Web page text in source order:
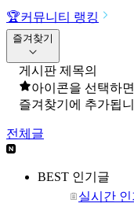
🏆커뮤니티 랭킹
즐겨찾기
게시판 제목의
아이콘을 선택하면
즐겨찾기에 추가됩
전체글
BEST 인기글
실시간 인